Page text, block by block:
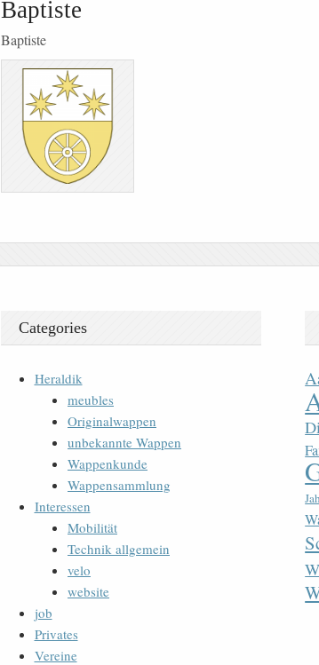
Baptiste
Baptiste
Categories
Heraldik
meubles
Originalwappen
unbekannte Wappen
Wappenkunde
Wappensammlung
Interessen
Mobilität
Technik allgemein
velo
website
job
Privates
Vereine